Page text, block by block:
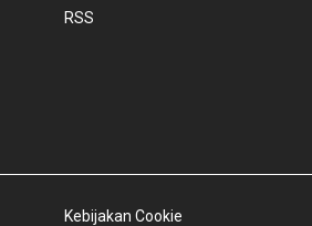
RSS
Kebijakan Cookie